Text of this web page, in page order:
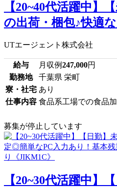
【20~40代活躍中】
の出荷・梱包♪快適
UTエージェント株式会社
給与 月収例247,000円
勤務地
千葉県 栄町
寮・社宅 あり
仕事内容 食品系工場での食品
募集が停止しています
【20~30代活躍中】